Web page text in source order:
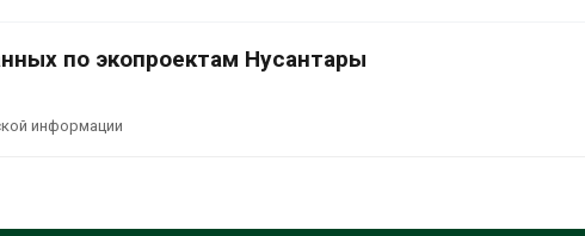
по экопроектам Нусантары
информации